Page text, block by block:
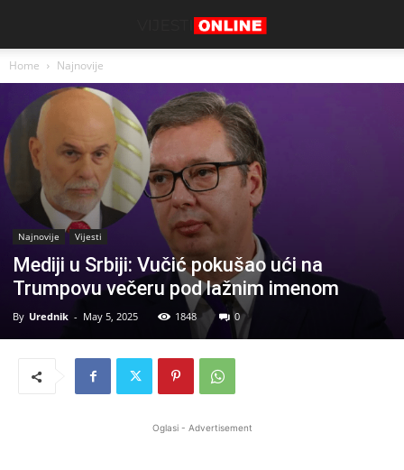
Home Najnovije
Najnovije Vijesti
Mediji u Srbiji: Vučić pokušao ući na
Trumpovu večeru pod lažnim imenom
By Urednik - May 5, 2025 1848 0
Oglasi - Advertisement